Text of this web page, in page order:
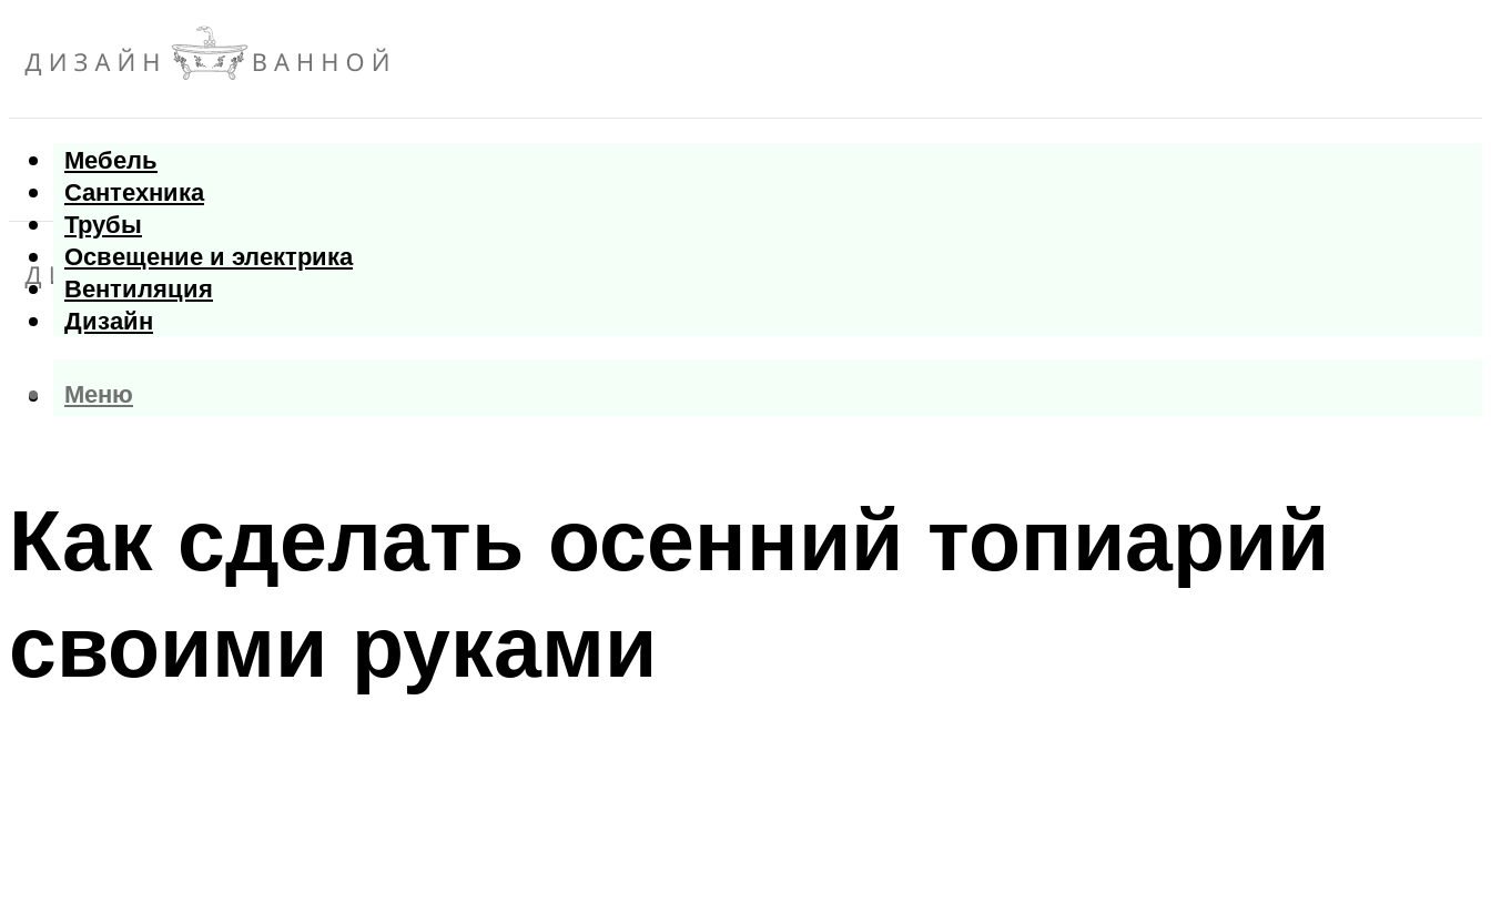
Мебель
Сантехника
Трубы
Освещение и электрика
Вентиляция
Дизайн
Меню
Меню
Как сделать осенний топиарий
своими руками